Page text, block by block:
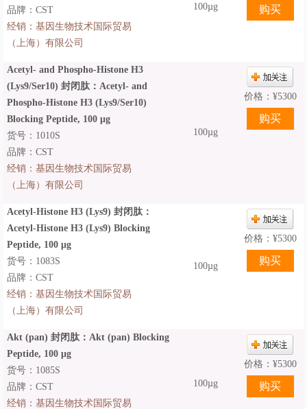
100µg
品牌：CST
经销： 基因生物技术国际贸易
（上海）有限公司
Acetyl- and Phospho-Histone H3
(Lys9/Ser10) 封闭肽：Acetyl- and
Phospho-Histone H3 (Lys9/Ser10)
Blocking Peptide, 100 μg
100µg
价格： ¥5300
货号：1010S
品牌：CST
经销： 基因生物技术国际贸易
（上海）有限公司
Acetyl-Histone H3 (Lys9) 封闭肽：
Acetyl-Histone H3 (Lys9) Blocking
Peptide, 100 μg
100µg
价格： ¥5300
货号：1083S
品牌：CST
经销： 基因生物技术国际贸易
（上海）有限公司
Akt (pan) 封闭肽：Akt (pan) Blocking
Peptide, 100 μg
100µg
价格： ¥5300
货号：1085S
品牌：CST
经销： 基因生物技术国际贸易